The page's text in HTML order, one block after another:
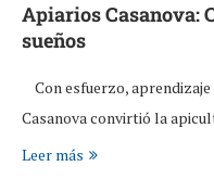
Apiarios Casanova:
sueños
Con esfuerzo,
Casanova convirtió la
Leer más